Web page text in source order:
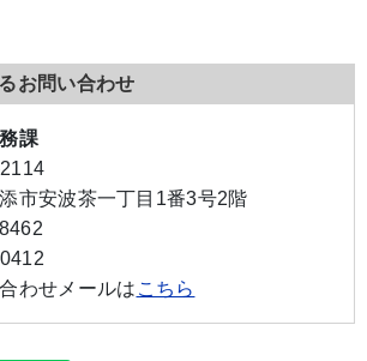
お問い合わせ
課
市安波茶一丁目1番3号2階
わせメールは こちら